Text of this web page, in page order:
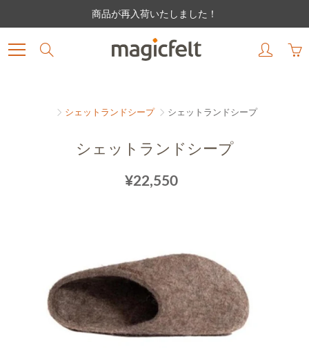
商品が再入荷いたしました！
シェットランドシープ シェットランドシープ
シェットランドシープ
¥22,550